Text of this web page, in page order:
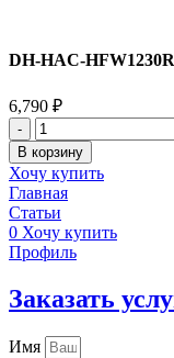
DH-HAC-
6,790 ₽
Количество
товара
DH-
HAC-
HFW1230RP-
Z-
IRE6
В корзину
Хочу купить
Главная
Статьи
0 Хочу купить
Профиль
Заказать
Имя